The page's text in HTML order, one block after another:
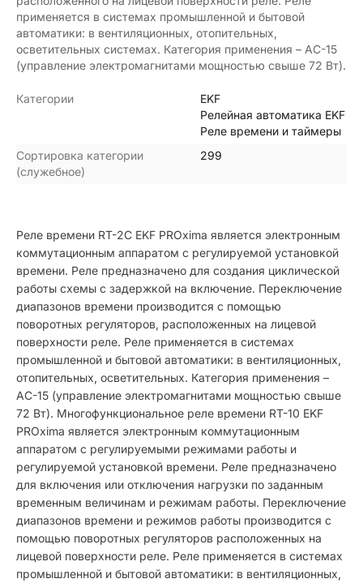
применяется в системах промышленной и бытовой
автоматики: в вентиляционных, отопительных,
осветительных системах. Категория применения – АС-15
(управление электромагнитами мощностью свыше 72 Вт).
Категории
EKF
Релейная автоматика EKF
Реле времени и таймеры
Сортировка категории
(служебное)
299
Реле времени RT-2C EKF PROxima является электронным
коммутационным аппаратом с регулируемой установкой
времени. Реле предназначено для создания циклической
работы схемы с задержкой на включение. Переключение
диапазонов времени производится с помощью
поворотных регуляторов, расположенных на лицевой
поверхности реле. Реле применяется в системах
промышленной и бытовой автоматики: в вентиляционных,
отопительных, осветительных. Категория применения –
АС-15 (управление электромагнитами мощностью свыше
72 Вт). Многофункциональное реле времени RT-10 EKF
PROxima является электронным коммутационным
аппаратом с регулируемыми режимами работы и
регулируемой установкой времени. Реле предназначено
для включения или отключения нагрузки по заданным
временным величинам и режимам работы. Переключение
диапазонов времени и режимов работы производится с
помощью поворотных регуляторов расположенных на
лицевой поверхности реле. Реле применяется в системах
промышленной и бытовой автоматики: в вентиляционных,